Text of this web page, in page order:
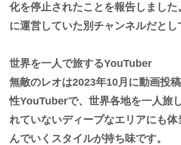
化を停止されたことを報告しまし
に運営していた別チャンネルだとし
世界を一人で旅するYouTuber
無敵のレオは2023年10月に動画投
性YouTuberで、世界各地を一人旅
れていないディープなエリアにも
んでいくスタイルが持ち味です。